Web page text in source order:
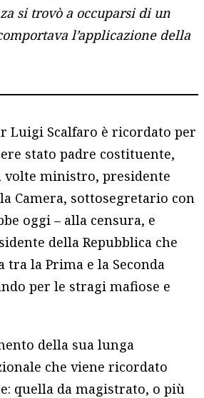
si trovò a occuparsi di un
l’applicazione della
Luigi Scalfaro è ricordato per
stato padre costituente,
volte ministro, presidente
Camera, sottosegretario con
oggi – alla censura, e
della Repubblica che
tra la Prima e la Seconda
per le stragi mafiose e
della sua lunga
che viene ricordato
quella da magistrato, o più